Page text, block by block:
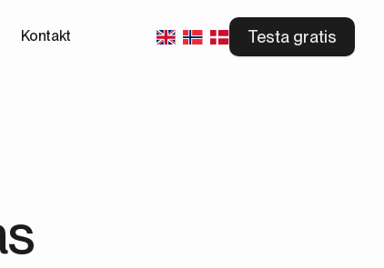
Kontakt Testa gratis